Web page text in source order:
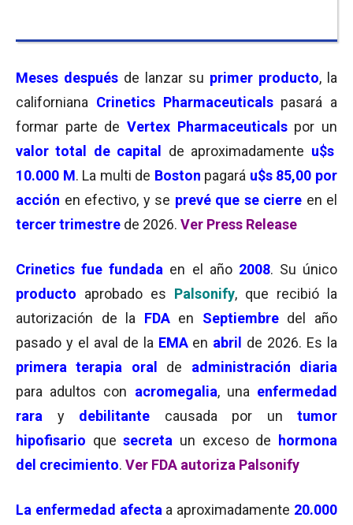
Meses después de lanzar su primer producto, la
californiana Crinetics Pharmaceuticals pasará a
formar parte de Vertex Pharmaceuticalspor un
valor total de capital
de aproximadamente u$s
10.000 M. La multi de Boston pagará u$s 85,00 por
acción en efectivo, y se prevé que se cierre en el
tercer trimestre de 2026. Ver Press Release
Crinetics fue fundada en el año 2008. Su único
producto aprobado es Palsonify, que recibió la
autorización de la FDA en Septiembre del año
pasado y el aval de la EMA en abril
de 2026. Es la
primera terapia oral de administración diaria
para adultos con acromegalia, una enfermedad
rara y debilitante causada por un tumor
hipofisario quesecreta un exceso de
hormona
del crecimiento. Ver FDA autoriza Palsonify
La enfermedad afecta a aproximadamente 20.000